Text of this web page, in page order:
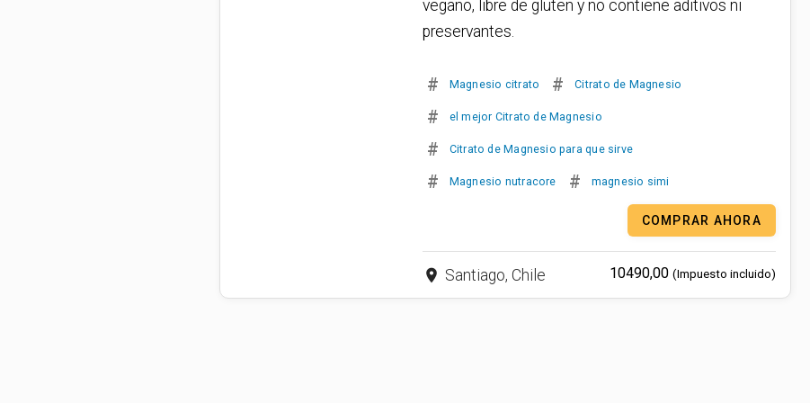
vegano, libre de gluten y no contiene aditivos ni
preservantes.
# Magnesio citrato # Citrato de Magnesio
# el mejor Citrato de Magnesio
# Citrato de Magnesio para que sirve
# Magnesio nutracore # magnesio simi
COMPRAR AHORA
place Santiago, Chile 10490,00 (Impuesto incluido)